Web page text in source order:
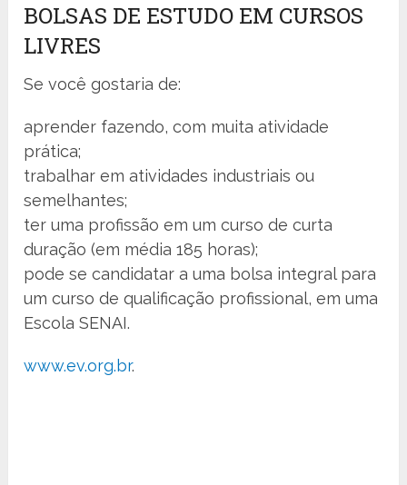
BOLSAS DE ESTUDO EM CURSOS
LIVRES
Se você gostaria de:
aprender fazendo, com muita atividade
prática;
trabalhar em atividades industriais ou
semelhantes;
ter uma profissão em um curso de curta
duração (em média 185 horas);
pode se candidatar a uma bolsa integral para
um curso de qualificação profissional, em uma
Escola SENAI.
www.ev.org.br.